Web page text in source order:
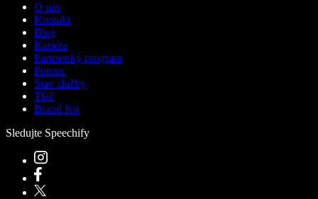
O nás
Kontakt
Blog
Kariéra
Partnerský program
Pomoc
Stav služby
Tlač
Brand Kit
Sledujte Speechify